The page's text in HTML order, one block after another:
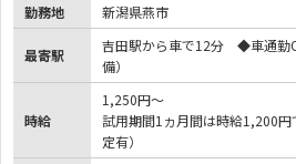
勤務地
新潟県燕市
最寄駅
吉田駅から車で12分 ◆車通勤
備）
時給
1,250円～
試用期間1ヵ月間は時給1,200
定有）